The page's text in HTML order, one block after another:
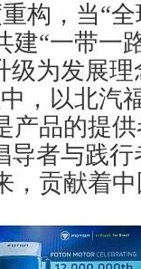
构，当“
建“一带一
级为发展
，以北汽
产品的提
导者与践
，贡献着